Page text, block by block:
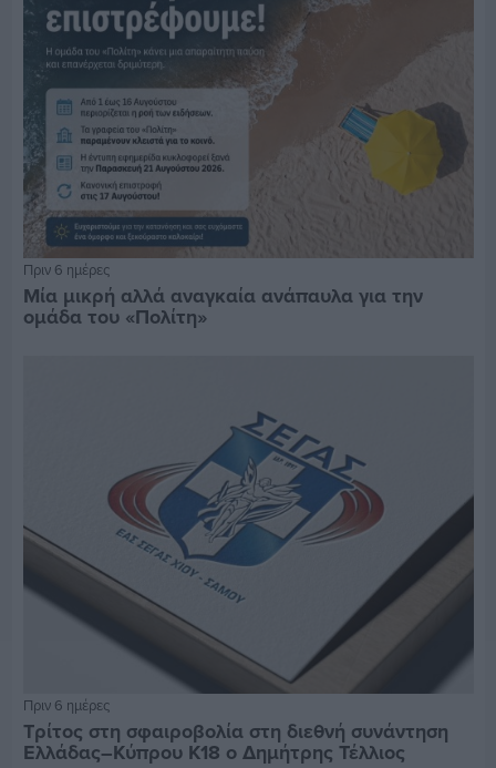
Πριν 6 ημέρες
Μία μικρή αλλά αναγκαία ανάπαυλα για την
ομάδα του «Πολίτη»
Πριν 6 ημέρες
Τρίτος στη σφαιροβολία στη διεθνή συνάντηση
Ελλάδας–Κύπρου Κ18 ο Δημήτρης Τέλλιος